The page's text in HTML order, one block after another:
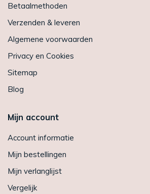
Betaalmethoden
Verzenden & leveren
Algemene voorwaarden
Privacy en Cookies
Sitemap
Blog
Mijn account
Account informatie
Mijn bestellingen
Mijn verlanglijst
Vergelijk